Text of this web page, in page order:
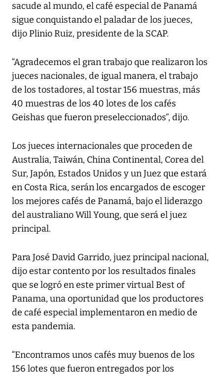
sacude al mundo, el café especial de Panamá
sigue conquistando el paladar de los jueces,
dijo Plinio Ruiz, presidente de la SCAP.
“Agradecemos el gran trabajo que realizaron los
jueces nacionales, de igual manera, el trabajo
de los tostadores, al tostar 156 muestras, más
40 muestras de los 40 lotes de los cafés
Geishas que fueron preseleccionados”, dijo.
Los jueces internacionales que proceden de
Australia, Taiwán, China Continental, Corea del
Sur, Japón, Estados Unidos y un Juez que estará
en Costa Rica, serán los encargados de escoger
los mejores cafés de Panamá, bajo el liderazgo
del australiano Will Young, que será el juez
principal.
Para José David Garrido, juez principal nacional,
dijo estar contento por los resultados finales
que se logró en este primer virtual Best of
Panama, una oportunidad que los productores
de café especial implementaron en medio de
esta pandemia.
“Encontramos unos cafés muy buenos de los
156 lotes que fueron entregados por los